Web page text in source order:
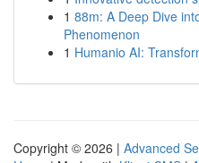
1 88m: A Deep Dive
Phenomenon
1 Humanio AI:
Copyright © 2026 | Advanced